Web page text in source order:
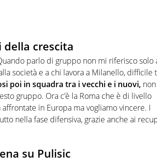
crescita
parlo di gruppo non mi riferisco solo
società e a chi lavora a Milanello, difficile
poi in squadra tra i vecchi e i nuovi,
gruppo. Ora c’è la Roma che è di livello
in Europa ma vogliamo vincere. I
nella fase difensiva, grazie anche ai
su Pulisic